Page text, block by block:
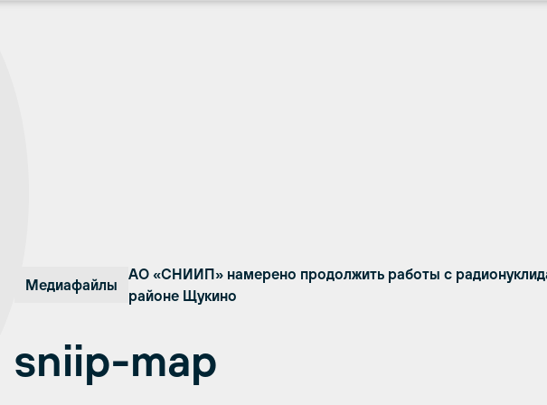
Медиафайлы
АО «СНИИП» намерено продолжить работы с
районе Щукино
sniip-map